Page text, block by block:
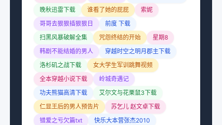
晚秋迅雷下载
谁看了她的屁屁
索妮
哥哥去狠狠插狠狠日
前度 下载
扫黑风暴破解全集
咒怨终结的开始
星期8
韩剧不能结婚的男人
穿越时空之明月郡主下载
洛杉矶之战下载
女大学生军训跳舞视频
全本穿越小说下载
岭城奇遇记
功夫熊猫高清下载
艾尔文与花栗鼠3下载
仁显王后的男人预告片
苏乞儿 赵文卓下载
错爱之亏欠篇txt
快乐大本营张杰2010